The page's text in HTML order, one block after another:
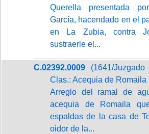
Querella presentada
García, hacendado en el
en La Zubia, contra
sustraerle el...
C.02392.0009 (1641/
Clas.: Acequia de Romaila
Arreglo del ramal de
acequia de Romaila
espaldas de la casa de
oidor de la...